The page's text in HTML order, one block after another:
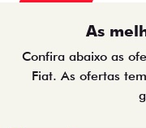
As
Confira abaixo as
Fiat. As ofertas